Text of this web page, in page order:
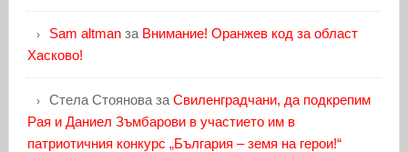
Sam altmanза Внимание! Оранжев код за област
Хасково!
Стела Стояноваза Свиленградчани, да подкрепим
Рая и Даниел Зъмбарови в участието им в
патриотичния конкурс „България – земя на герои!“